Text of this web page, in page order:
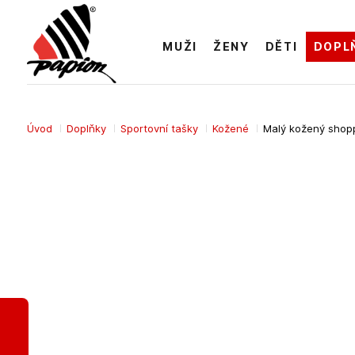
Úvod Doplňky Sportovní tašky Kožené Malý kožený
MUŽI ŽENY DĚTI